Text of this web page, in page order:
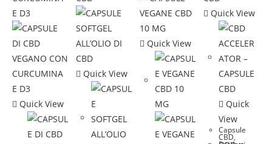
Quick View
Quick View
Quick View
Quick View
Quick
View
Capsule
CBD,